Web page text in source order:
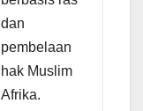
dan
pembelaan
hak Muslim
Afrika.